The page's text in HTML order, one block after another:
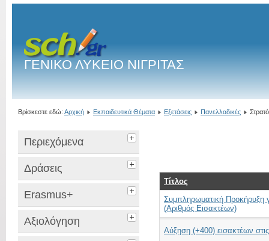
ΓΕΝΙΚΟ ΛΥΚΕΙΟ ΝΙΓΡΙΤΑΣ
Βρίσκεστε εδώ: Αρχική Εκπαιδευτικά Θέματα Εξετάσεις Πανελλαδικές
Περιεχόμενα
Δράσεις
Erasmus+
Αξιολόγηση
Τίτλος
Συμπληρωματική Προκήρυξη
(Αριθμός Εισακτέων)
Aύξηση (+400) εισακτέων